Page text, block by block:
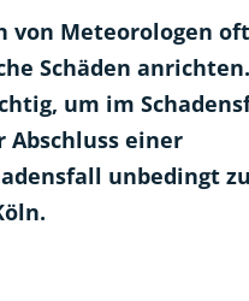
von Meteorologen
Schäden anrichten.
um im
Abschluss einer
unbedingt zu